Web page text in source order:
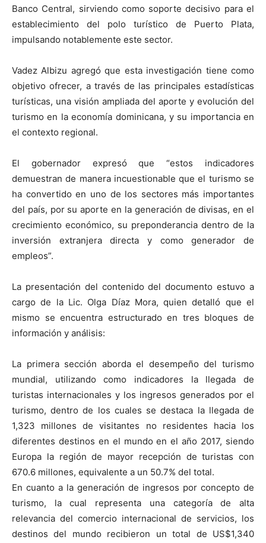
Banco Central, sirviendo como soporte decisivo para el
establecimiento del polo turístico de Puerto Plata,
impulsando notablemente este sector.
Vadez Albizu agregó que esta investigación tiene como
objetivo ofrecer, a través de las principales estadísticas
turísticas, una visión ampliada del aporte y evolución del
turismo en la economía dominicana, y su importancia en
el contexto regional.
El gobernador expresó que “estos indicadores
demuestran de manera incuestionable que el turismo se
ha convertido en uno de los sectores más importantes
del país, por su aporte en la generación de divisas, en el
crecimiento económico, su preponderancia dentro de la
inversión extranjera directa y como generador de
empleos”.
La presentación del contenido del documento estuvo a
cargo de la Lic. Olga Díaz Mora, quien detalló que el
mismo se encuentra estructurado en tres bloques de
información y análisis:
La primera sección aborda el desempeño del turismo
mundial, utilizando como indicadores la llegada de
turistas internacionales y los ingresos generados por el
turismo, dentro de los cuales se destaca la llegada de
1,323 millones de visitantes no residentes hacia los
diferentes destinos en el mundo en el año 2017, siendo
Europa la región de mayor recepción de turistas con
670.6 millones, equivalente a un 50.7% del total.
En cuanto a la generación de ingresos por concepto de
turismo, la cual representa una categoría de alta
relevancia del comercio internacional de servicios, los
destinos del mundo recibieron un total de US$1,340